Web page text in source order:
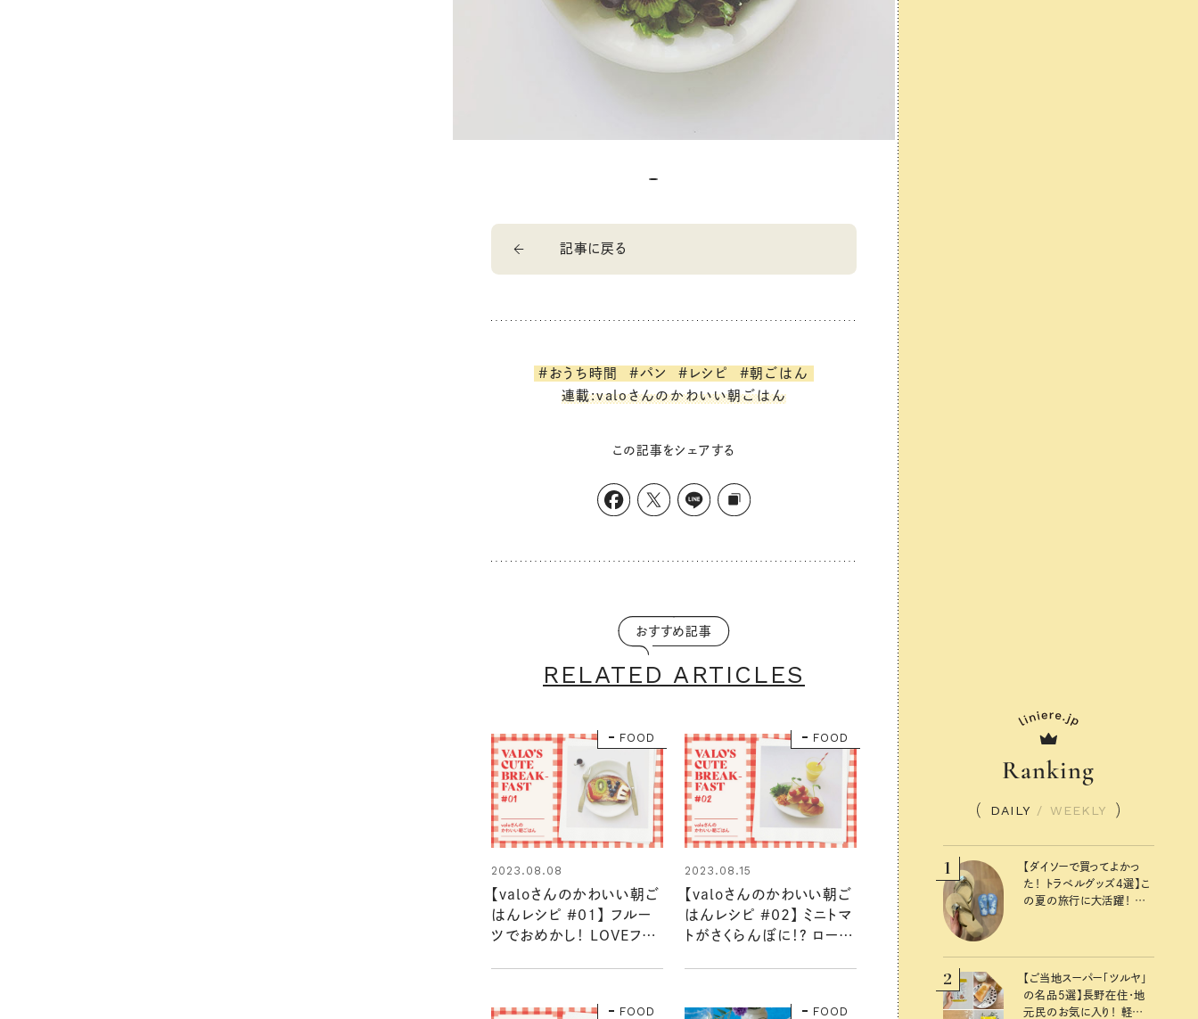
記事に戻る
#おうち時間 #パン #レシピ
#朝ごはん
連載:valoさんのかわいい朝ごはん
この記事をシェアする
おすすめ記事
RELATED ARTICLES
FOOD
2023.08.08
【valoさんのかわいい朝ご
はんレシピ #01】 フルー
ツでおめかし！ LOVEフレ
FOOD
2023.08.15
【valoさんのかわいい朝ご
はんレシピ #02】 ミニトマ
トがさくらんぼに！？ ロール
FOOD FOOD
Ranking
DAILY / WEEKLY
1
【ダイソーで買ってよかっ
た！ トラベルグッズ4選】こ
の夏の旅行に大活躍！ か
2
【ご当地スーパー「ツルヤ」
の名品5選】長野在住・地
元民のお気に入り！ 軽井